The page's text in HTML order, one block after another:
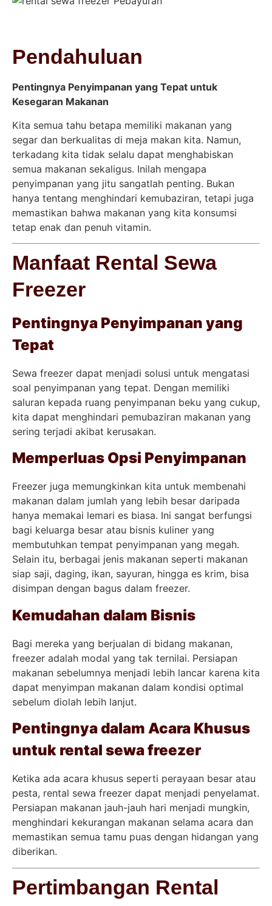
Pendahuluan
Pentingnya Penyimpanan yang Tepat untuk
Kesegaran Makanan
Kita semua tahu betapa memiliki makanan yang
segar dan berkualitas di meja makan kita. Namun,
terkadang kita tidak selalu dapat menghabiskan
semua makanan sekaligus. Inilah mengapa
penyimpanan yang jitu sangatlah penting. Bukan
hanya tentang menghindari kemubaziran, tetapi juga
memastikan bahwa makanan yang kita konsumsi
tetap enak dan penuh vitamin.
Manfaat Rental Sewa
Freezer
Pentingnya Penyimpanan yang
Tepat
Sewa freezer dapat menjadi solusi untuk mengatasi
soal penyimpanan yang tepat. Dengan memiliki
saluran kepada ruang penyimpanan beku yang cukup,
kita dapat menghindari pemubaziran makanan yang
sering terjadi akibat kerusakan.
Memperluas Opsi Penyimpanan
Freezer juga memungkinkan kita untuk membenahi
makanan dalam jumlah yang lebih besar daripada
hanya memakai lemari es biasa. Ini sangat berfungsi
bagi keluarga besar atau bisnis kuliner yang
membutuhkan tempat penyimpanan yang megah.
Selain itu, berbagai jenis makanan seperti makanan
siap saji, daging, ikan, sayuran, hingga es krim, bisa
disimpan dengan bagus dalam freezer.
Kemudahan dalam Bisnis
Bagi mereka yang berjualan di bidang makanan,
freezer adalah modal yang tak ternilai. Persiapan
makanan sebelumnya menjadi lebih lancar karena kita
dapat menyimpan makanan dalam kondisi optimal
sebelum diolah lebih lanjut.
Pentingnya dalam Acara Khusus
untuk rental sewa freezer
Ketika ada acara khusus seperti perayaan besar atau
pesta, rental sewa freezer dapat menjadi penyelamat.
Persiapan makanan jauh-jauh hari menjadi mungkin,
menghindari kekurangan makanan selama acara dan
memastikan semua tamu puas dengan hidangan yang
diberikan.
Pertimbangan Rental